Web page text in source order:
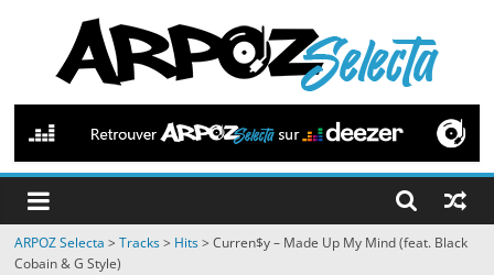
contenu
ARPOZ
Selecta
by
ARPOZ
ARPOZ Selecta >Tracks> Hits>Curren$y – Made Up My Mind (feat. Black
Cobain & G Style)